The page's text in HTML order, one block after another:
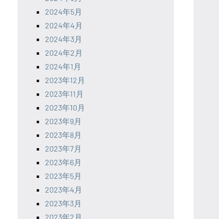
2024年5月
2024年4月
2024年3月
2024年2月
2024年1月
2023年12月
2023年11月
2023年10月
2023年9月
2023年8月
2023年7月
2023年6月
2023年5月
2023年4月
2023年3月
2023年2月